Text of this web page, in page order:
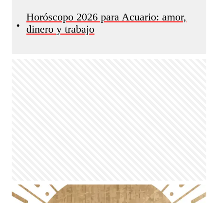
•
Horóscopo 2026 para Acuario: amor,
dinero y trabajo